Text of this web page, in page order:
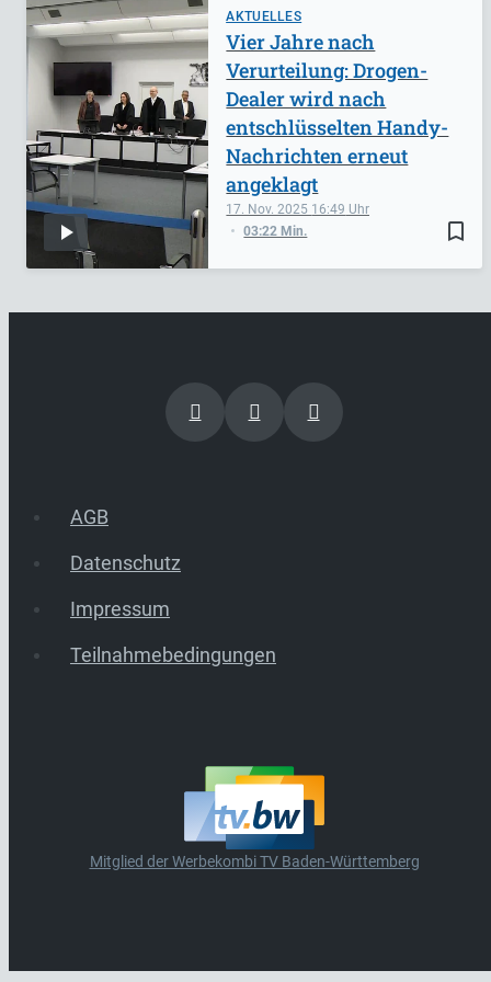
AKTUELLES
bookmark_border
17. Nov. 2025 16:49
03:22 Min.
Vier Jahre nach
Verurteilung: Drogen-
Dealer wird nach
entschlüsselten Handy-
Nachrichten erneut
angeklagt
AGB
Datenschutz
Impressum
Teilnahmebedingungen
Mitglied der Werbekombi TV Baden-Württemberg